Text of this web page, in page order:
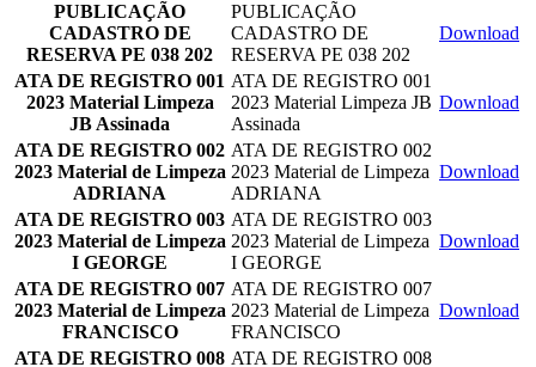
PUBLICAÇÃO
CADASTRO DE
RESERVA PE 038 202
PUBLICAÇÃO
CADASTRO DE
RESERVA PE 038 202
Download
ATA DE REGISTRO 001
2023 Material Limpeza
JB Assinada
ATA DE REGISTRO 001
2023 Material Limpeza JB
Assinada
Download
ATA DE REGISTRO 002
2023 Material de Limpeza
ADRIANA
ATA DE REGISTRO 002
2023 Material de Limpeza
ADRIANA
Download
ATA DE REGISTRO 003
2023 Material de Limpeza
I GEORGE
ATA DE REGISTRO 003
2023 Material de Limpeza
I GEORGE
Download
ATA DE REGISTRO 007
2023 Material de Limpeza
FRANCISCO
ATA DE REGISTRO 007
2023 Material de Limpeza
FRANCISCO
Download
ATA DE REGISTRO 008 ATA DE REGISTRO 008